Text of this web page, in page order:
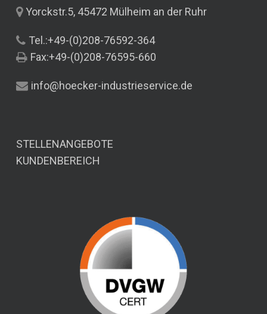
Yorckstr.5, 45472 Mülheim an der Ruhr
Tel.:+49-(0)208-76592-364
Fax:+49-(0)208-76595-660
info@hoecker-industrieservice.de
STELLENANGEBOTE
KUNDENBEREICH